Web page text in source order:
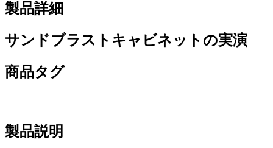
製品詳細
サンドブラストキャビネットの実演
商品タグ
製品説明